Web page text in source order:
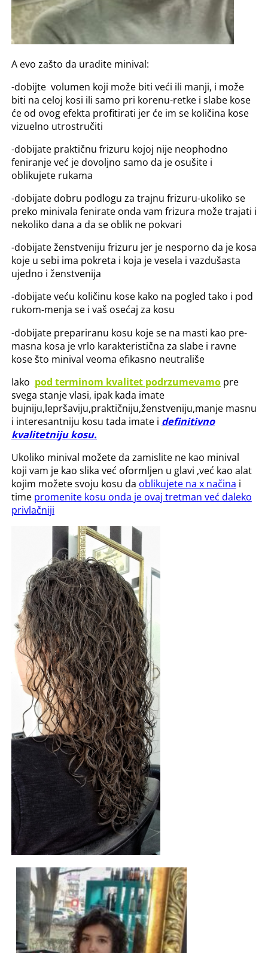
A evo zašto da uradite minival:
-dobijte volumen koji može biti veći ili manji, i može
biti na celoj kosi ili samo pri korenu-retke i slabe kose
će od ovog efekta profitirati jer će im se količina kose
vizuelno utrostručiti
-dobijate praktičnu frizuru kojoj nije neophodno
feniranje već je dovoljno samo da je osušite i
oblikujete rukama
-dobijate dobru podlogu za trajnu frizuru-ukoliko se
preko minivala fenirate onda vam frizura može trajati i
nekoliko dana a da se oblik ne pokvari
-dobijate ženstveniju frizuru jer je nesporno da je kosa
koje u sebi ima pokreta i koja je vesela i vazdušasta
ujedno i ženstvenija
-dobijate veću količinu kose kako na pogled tako i pod
rukom-menja se i vaš osećaj za kosu
-dobijate prepariranu kosu koje se na masti kao pre-
masna kosa je vrlo karakteristična za slabe i ravne
kose što minival veoma efikasno neutrališe
Iako pod terminom kvalitet podrzumevamopre
svega stanje vlasi, ipak kada imate
bujniju,lepršaviju,praktičniju,ženstveniju,manje masnu
i interesantniju kosu tada imate i definitivno
kvalitetniju kosu.
Ukoliko minival možete da zamislite ne kao minival
koji vam je kao slika već oformljen u glavi ,već kao alat
kojim možete svoju kosu da oblikujete na x načina i
time promenite kosu onda je ovaj tretman već daleko
privlačniji